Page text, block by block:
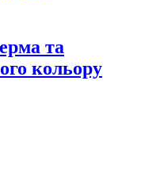
та
кольору